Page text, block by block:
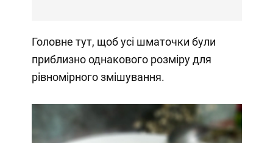
Головне тут, щоб усі шматочки були
приблизно однакового розміру для
рівномірного змішування.